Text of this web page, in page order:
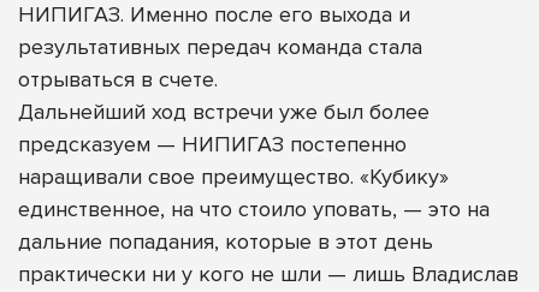
НИПИГАЗ. Именно после его выхода и
результативных передач команда стала
отрываться в счете.
Дальнейший ход встречи уже был более
предсказуем — НИПИГАЗ постепенно
наращивали свое преимущество. «Кубику»
единственное, на что стоило уповать, — это на
дальние попадания, которые в этот день
практически ни у кого не шли — лишь Владислав